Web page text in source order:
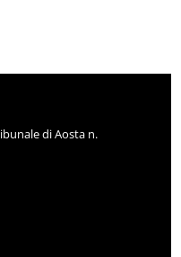
di Aosta n.